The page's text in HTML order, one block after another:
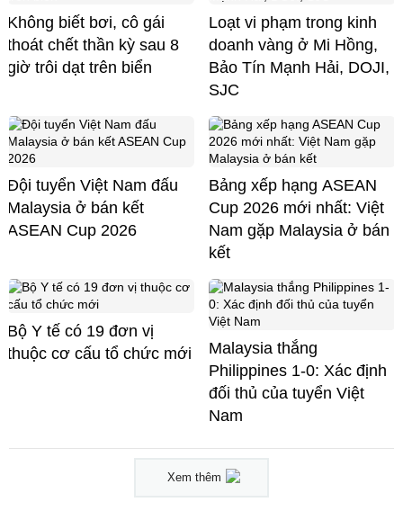
Không biết bơi, cô gái
thoát chết thần kỳ sau 8
giờ trôi dạt trên biển
Loạt vi phạm trong kinh
doanh vàng ở Mi Hồng,
Bảo Tín Mạnh Hải, DOJI,
SJC
Đội tuyển Việt Nam đấu
Malaysia ở bán kết
ASEAN Cup 2026
Bảng xếp hạng ASEAN
Cup 2026 mới nhất: Việt
Nam gặp Malaysia ở bán
kết
Bộ Y tế có 19 đơn vị
thuộc cơ cấu tổ chức mới
Malaysia thắng
Philippines 1-0: Xác định
đối thủ của tuyển Việt
Nam
Xem thêm